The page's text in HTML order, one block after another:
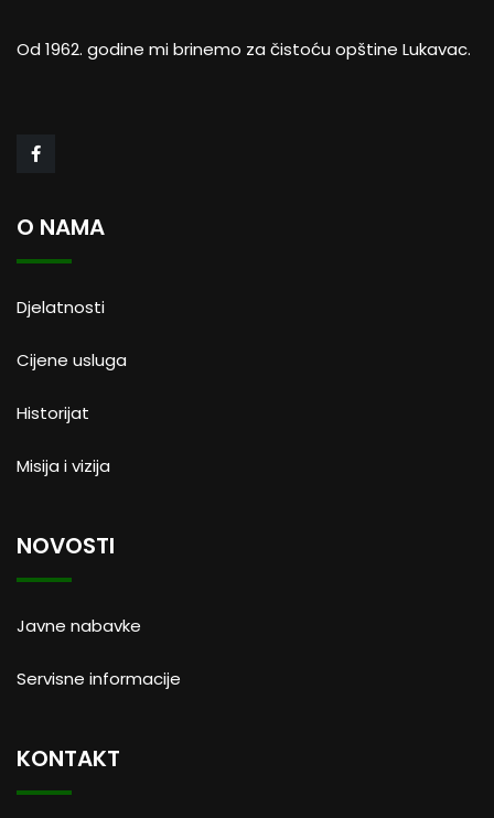
Od 1962. godine mi brinemo za čistoću opštine Lukavac.
O NAMA
Djelatnosti
Cijene usluga
Historijat
Misija i vizija
NOVOSTI
Javne nabavke
Servisne informacije
KONTAKT